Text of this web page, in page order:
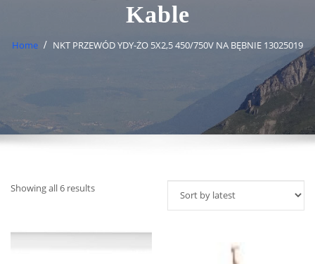
Kable
Home NKT PRZEWÓD YDY-ŻO 5X2,5 450/750V NA BĘBNIE 13025019
Showing all 6 results